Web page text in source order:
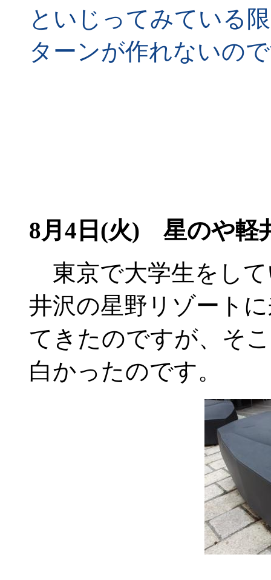
といじってみている
ターンが作れないの
8月4日(火) 星のや軽
東京で大学生をし
井沢の星野リゾート
てきたのですが、そ
白かったのです。